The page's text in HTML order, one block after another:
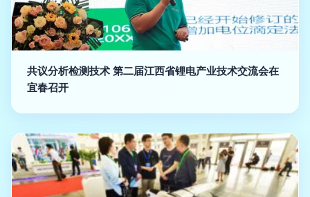
共议分析检测技术 第二届江西省锂电产业技术交流会在
宜春召开